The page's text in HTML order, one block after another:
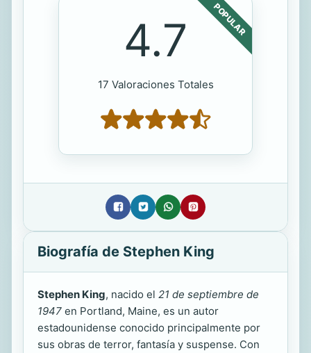
POPULAR
4.7
17 Valoraciones Totales
Biografía de Stephen King
Stephen King, nacido el 21 de septiembre de
1947 en Portland, Maine, es un autor
estadounidense conocido principalmente por
sus obras de terror, fantasía y suspense. Con